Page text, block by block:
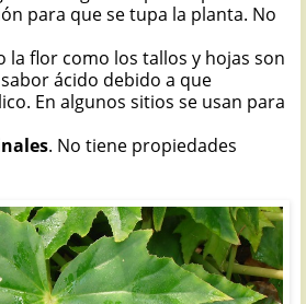
para que se tupa la planta. No
la flor como los tallos y hojas son
ácido debido a que
En algunos sitios se usan para
. No tiene propiedades